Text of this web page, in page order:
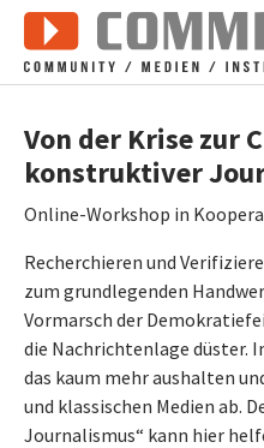
Zum Hauptinhalt springen
Von der Krise zur
konstruktiver
Online-Workshop in
Recherchieren und
zum grundlegenden
Vormarsch der
die Nachrichtenlage düster.
das kaum mehr aushalten
und klassischen Medien ab.
Journalismus“ kann hier